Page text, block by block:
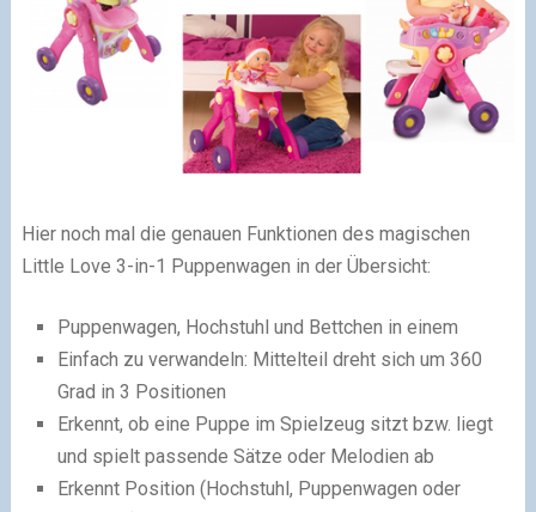
Hier noch mal die genauen Funktionen des magischen
Little Love 3-in-1 Puppenwagen in der Übersicht:
Puppenwagen, Hochstuhl und Bettchen in einem
Einfach zu verwandeln: Mittelteil dreht sich um 360
Grad in 3 Positionen
Erkennt, ob eine Puppe im Spielzeug sitzt bzw. liegt
und spielt passende Sätze oder Melodien ab
Erkennt Position (Hochstuhl, Puppenwagen oder